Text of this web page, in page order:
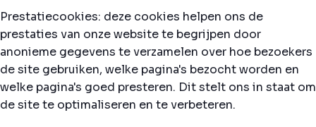
Prestatiecookies: deze cookies helpen ons de
prestaties van onze website te begrijpen door
anonieme gegevens te verzamelen over hoe bezoekers
de site gebruiken, welke pagina's bezocht worden en
welke pagina's goed presteren. Dit stelt ons in staat om
de site te optimaliseren en te verbeteren.